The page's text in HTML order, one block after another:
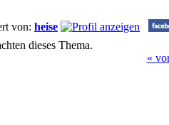
von: heise
dieses Thema.
«